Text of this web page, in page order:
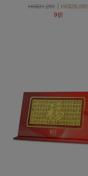
HK$31,200
HK$28,080
9折